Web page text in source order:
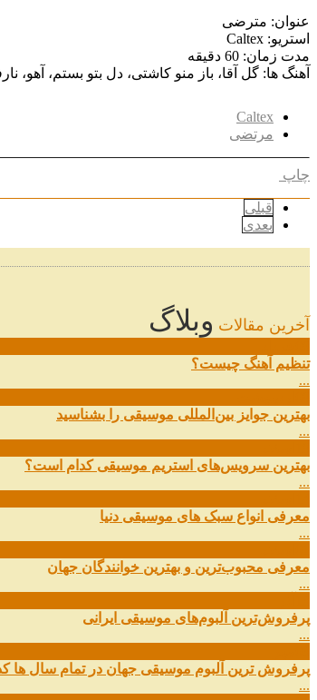
عنوان: مترضی
استریو: Caltex
مدت زمان: 60 دقیقه
آهنگ ها: گل آقا، باز منو کاشتی، دل بتو بستم، آهو،
Caltex
مرتضی
چاپ
قبلی
بعدی
آخرین مقالات وبلاگ
تنظیم آهنگ چیست؟
...
بهترین جوایز بین‌المللی موسیقی را بشناسید
...
بهترین سرویس‌های استریم موسیقی کدام است؟
...
معرفی انواع سبک های موسیقی دنیا
...
معرفی محبوب‌ترین و بهترین خوانندگان جهان
...
پرفروش‌ترین آلبوم‌های موسیقی ایرانی
...
پرفروش ترین آلبوم موسیقی جهان در تمام سال ها
...